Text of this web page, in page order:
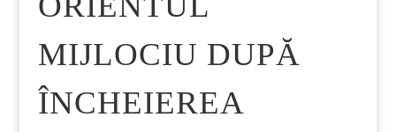
MIJLOCIU DUPĂ
ÎNCHEIEREA